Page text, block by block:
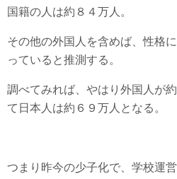
国籍の人は約８４万人。
その他の外国人を含めば、性格
っていると推測する。
調べてみれば、やはり外国人が
て日本人は約６９万人となる。
つまり昨今の少子化で、学校運